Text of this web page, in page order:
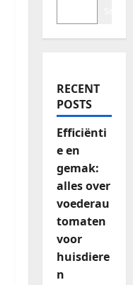
RECENT
POSTS
Efficiënti
e en
gemak:
alles over
voederau
tomaten
voor
huisdiere
n